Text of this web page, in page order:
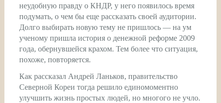
неудобную правду о КНДР, у него появилось время
подумать, о чем бы еще рассказать своей аудитории.
Долго выбирать новую тему не пришлось — на ум
ученому пришла история о денежной реформе 2009
года, обернувшейся крахом. Тем более что ситуация,
похоже, повторяется.
Как рассказал Андрей Ланьков, правительство
Северной Кореи тогда решило единомоментно
улучшить жизнь простых людей, но многого не учло.